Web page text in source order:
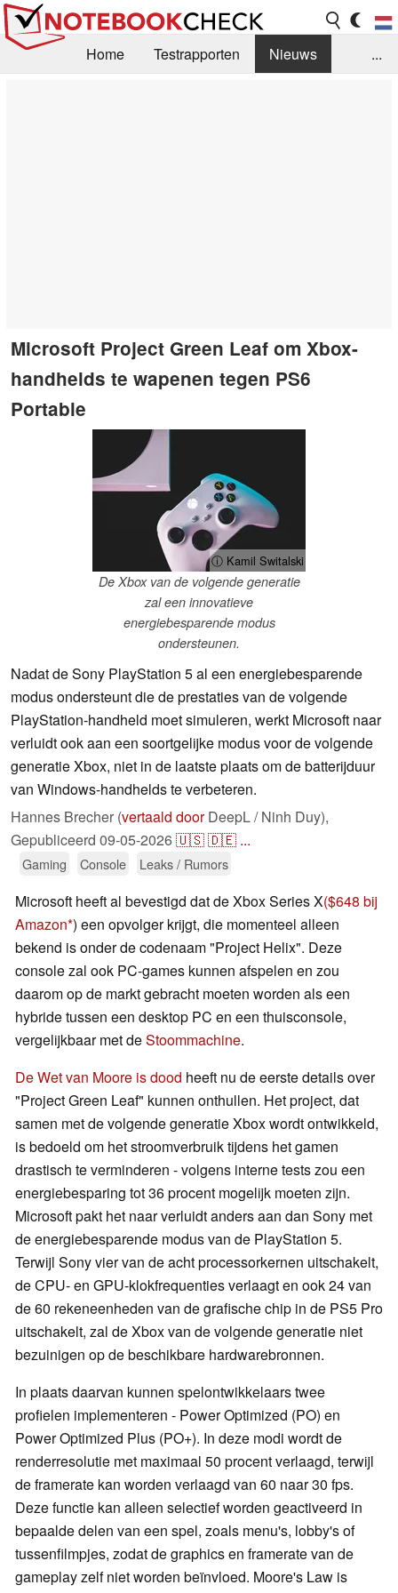
Home Testrapporten
Nieuws
...
Microsoft Project Green Leaf om Xbox-
handhelds te wapenen tegen PS6
Portable
ⓘ Kamil Switalski
De Xbox van de volgende generatie
zal een innovatieve
energiebesparende modus
ondersteunen.
Nadat de Sony PlayStation 5 al een energiebesparende
modus ondersteunt die de prestaties van de volgende
PlayStation-handheld moet simuleren, werkt Microsoft naar
verluidt ook aan een soortgelijke modus voor de volgende
generatie Xbox, niet in de laatste plaats om de batterijduur
van Windows-handhelds te verbeteren.
Hannes Brecher (vertaald doorDeepL / Ninh Duy),
Gepubliceerd 09-05-2026🇺🇸🇩🇪 ...
Gaming Console Leaks / Rumors
Microsoft heeft al bevestigd dat de Xbox Series X($648 bij
Amazon ) een opvolger krijgt, die momenteel alleen
bekend is onder de codenaam "Project Helix". Deze
console zal ook PC-games kunnen afspelen en zou
daarom op de markt gebracht moeten worden als een
hybride tussen een desktop PC en een thuisconsole,
vergelijkbaar met deStoommachine.
De Wet van Moore is dood heeft nu de eerste details over
"Project Green Leaf" kunnen onthullen. Het project, dat
samen met de volgende generatie Xbox wordt ontwikkeld,
is bedoeld om het stroomverbruik tijdens het gamen
drastisch te verminderen - volgens interne tests zou een
energiebesparing tot 36 procent mogelijk moeten zijn.
Microsoft pakt het naar verluidt anders aan dan Sony met
de energiebesparende modus van de PlayStation 5.
Terwijl Sony vier van de acht processorkernen uitschakelt,
de CPU- en GPU-klokfrequenties verlaagt en ook 24 van
de 60 rekeneenheden van de grafische chip in de PS5 Pro
uitschakelt, zal de Xbox van de volgende generatie niet
bezuinigen op de beschikbare hardwarebronnen.
In plaats daarvan kunnen spelontwikkelaars twee
profielen implementeren - Power Optimized (PO) en
Power Optimized Plus (PO+). In deze modi wordt de
renderresolutie met maximaal 50 procent verlaagd, terwijl
de framerate kan worden verlaagd van 60 naar 30 fps.
Deze functie kan alleen selectief worden geactiveerd in
bepaalde delen van een spel, zoals menu's, lobby's of
tussenfilmpjes, zodat de graphics en framerate van de
gameplay zelf niet worden beïnvloed. Moore's Law is